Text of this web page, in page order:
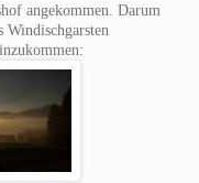
angekommen. Darum